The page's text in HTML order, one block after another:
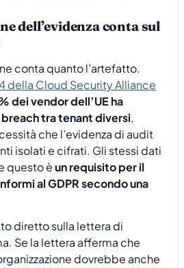
dell’evidenza conta sul
conta quanto l’artefatto.
della Cloud Security Alliance
dei vendor dell’UE ha
tra tenant diversi,
che l’evidenza di audit
isolati e cifrati. Gli stessi dati
questo èun requisito per il
al GDPR secondo una
diretto sulla lettera di
Se la lettera afferma che
dovrebbe anche